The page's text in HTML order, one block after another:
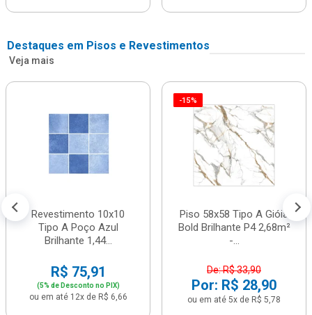
Destaques em Pisos e Revestimentos
Veja mais
Revestimento 10x10
Tipo A Poço Azul
Brilhante 1,44...
R$ 75,91
(5% de Desconto no PIX)
ou em até 12x de R$ 6,66
-15%
Piso 58x58 Tipo A Gióia
Bold Brilhante P4 2,68m²
-...
De: R$ 33,90
Por: R$ 28,90
ou em até 5x de R$ 5,78